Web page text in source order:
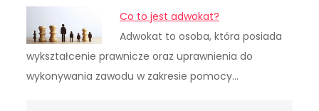
Co to jest adwokat?
Adwokat to osoba, która posiada
wykształcenie prawnicze oraz uprawnienia do
wykonywania zawodu w zakresie pomocy…